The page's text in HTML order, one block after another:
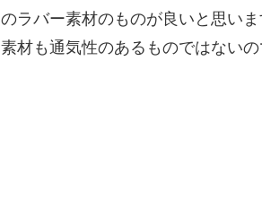
ラバー素材のものが良いと思い
材も通気性のあるものではない